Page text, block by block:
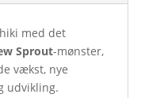
med det
Sprout-mønster,
vækst, nye
udvikling.